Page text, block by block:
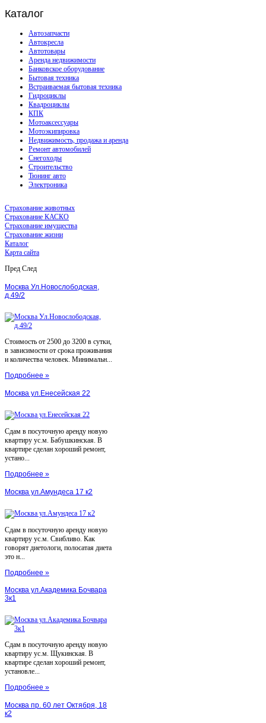
Каталог
Автозапчасти
Автокресла
Автотовары
Аренда недвижимости
Банковское оборудование
Бытовая техника
Встраиваемая бытовая техника
Гидроциклы
Квадроциклы
КПК
Мотоаксессуары
Мотоэкипировка
Недвижимость, продажа и аренда
Ремонт автомобилей
Снегоходы
Строительство
Тюнинг авто
Электроника
Страхование животных
Страхование КАСКО
Страхование имущества
Страхование жизни
Каталог
Карта сайта
Пред След
Москва Ул.Новослободская,
д.49/2
Стоимость от 2500 до 3200 в сутки,
в зависимости от срока проживания
и количества человек. Минимальн...
Подробнее »
Москва ул.Енесейская 22
Сдам в посуточную аренду новую
квартиру ус.м. Бабушкинская. В
квартире сделан хороший ремонт,
устано...
Подробнее »
Москва ул.Амундеса 17 к2
Сдам в посуточную аренду новую
квартиру ус.м. Свибливо. Как
говорят диетологи, полосатая диета
это н...
Подробнее »
Москва ул.Академика Бочвара
3к1
Сдам в посуточную аренду новую
квартиру ус.м. Щукинская. В
квартире сделан хороший ремонт,
установле...
Подробнее »
Москва пр. 60 лет Октября, 18
к2